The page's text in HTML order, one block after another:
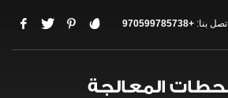
اتصل بنا: +970599785738